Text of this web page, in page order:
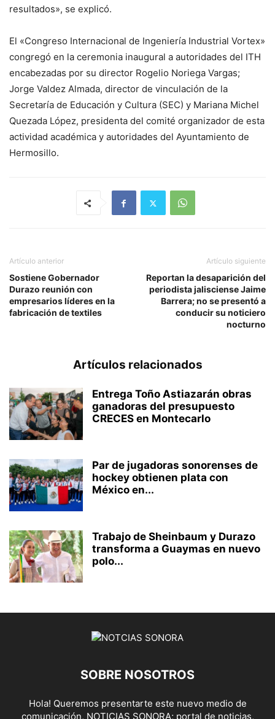
resultados», se explicó.
El «Congreso Internacional de Ingeniería Industrial Vortex»
congregó en la ceremonia inaugural a autoridades del ITH
encabezadas por su director Rogelio Noriega Vargas;
Jorge Valdez Almada, director de vinculación de la
Secretaría de Educación y Cultura (SEC) y Mariana Michel
Quezada López, presidenta del comité organizador de esta
actividad académica y autoridades del Ayuntamiento de
Hermosillo.
Artículo anterior
Sostiene Gobernador
Durazo reunión con
empresarios líderes en la
fabricación de textiles
Artículo siguiente
Reportan la desaparición del
periodista jalisciense Jaime
Barrera; no se presentó a
conducir su noticiero
nocturno
Artículos relacionados
Entrega Toño Astiazarán obras
ganadoras del presupuesto
CRECES en Montecarlo
Par de jugadoras sonorenses de
hockey obtienen plata con
México en...
Trabajo de Sheinbaum y Durazo
transforma a Guaymas en nuevo
polo...
SOBRE NOSOTROS
Hola! Queremos presentarte este nuevo medio de
comunicación, NOTICIAS SONORA; portal de noticias,